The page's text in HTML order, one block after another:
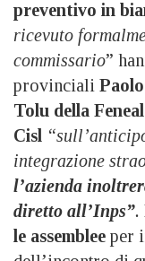
preventivo in
ricevuto
commissario”
provinciali
Tolu della
Cisl
integrazione
l’azienda
diretto all’Inps”.
le assemblee per